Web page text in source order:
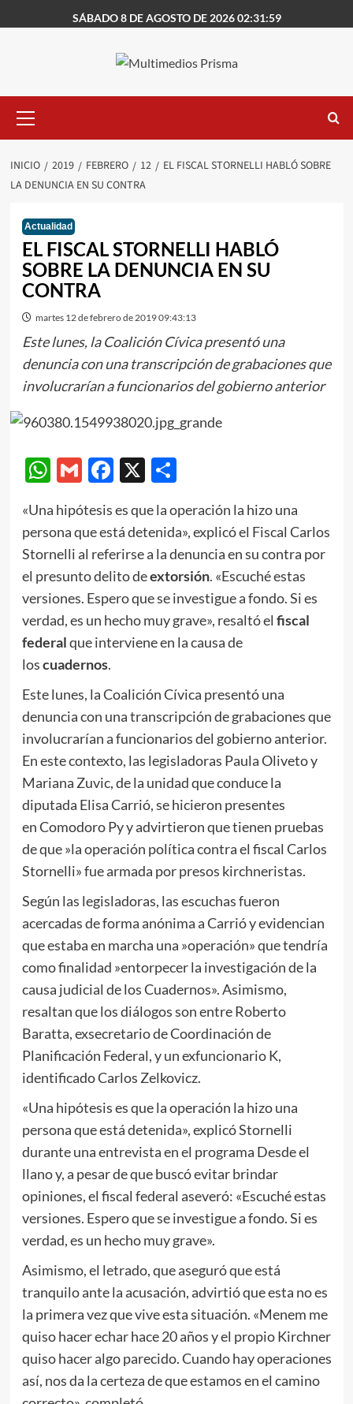
al
SÁBADO 8 DE AGOSTO DE 2026 02:31:59
primario
INICIO 2019 FEBRERO 12
EL FISCAL STORNELLI HABLÓ SOBRE
LA DENUNCIA EN SU CONTRA
Actualidad
EL FISCAL STORNELLI HABLÓ
SOBRE LA DENUNCIA EN SU
CONTRA
martes 12 de febrero de 2019 09:43:13
Este lunes, la Coalición Cívica presentó una
denuncia con una transcripción de grabaciones que
involucrarían a funcionarios del gobierno anterior
WhatsApp
GmailFacebook
X Compartir
«Una hipótesis es que la operación la hizo una
persona que está detenida», explicó el Fiscal Carlos
Stornelli al referirse a la denuncia en su contra por
el presunto delito deextorsión. «Escuché estas
versiones. Espero que se investigue a fondo. Si es
verdad, es un hecho muy grave», resaltó el fiscal
federalque interviene en la causa de
loscuadernos.
Este lunes, la Coalición Cívica presentó una
denuncia con una transcripción de grabaciones que
involucrarían a funcionarios del gobierno anterior.
En este contexto, las legisladoras Paula Oliveto y
Mariana Zuvic, de la unidad que conduce la
diputada Elisa Carrió, se hicieron presentes
en Comodoro Py y advirtieron que tienen pruebas
de que »la operación política contra el fiscal Carlos
Stornelli» fue armada por presos kirchneristas.
Según las legisladoras, las escuchas fueron
acercadas de forma anónima a Carrió y evidencian
que estaba en marcha una »operación» que tendría
como finalidad »entorpecer la investigación de la
causa judicial de los Cuadernos». Asimismo,
resaltan que los diálogos son entre Roberto
Baratta, exsecretario de Coordinación de
Planificación Federal, y un exfuncionario K,
identificado Carlos Zelkovicz.
«Una hipótesis es que la operación la hizo una
persona que está detenida», explicó Stornelli
durante una entrevista en el programa Desde el
llano y, a pesar de que buscó evitar brindar
opiniones, el fiscal federal aseveró: «Escuché estas
versiones. Espero que se investigue a fondo. Si es
verdad, es un hecho muy grave».
Asimismo, el letrado, que aseguró que está
tranquilo ante la acusación, advirtió que esta no es
la primera vez que vive esta situación. «Menem me
quiso hacer echar hace 20 años y el propio Kirchner
quiso hacer algo parecido. Cuando hay operaciones
así, nos da la certeza de que estamos en el camino